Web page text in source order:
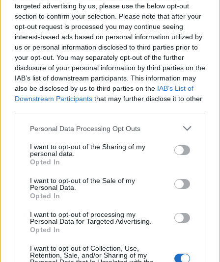
targeted advertising by us, please use the below opt-out
section to confirm your selection. Please note that after your
opt-out request is processed you may continue seeing
interest-based ads based on personal information utilized by
us or personal information disclosed to third parties prior to
your opt-out. You may separately opt-out of the further
disclosure of your personal information by third parties on the
IAB’s list of downstream participants. This information may
also be disclosed by us to third parties on the IAB’s List of
Downstream Participants that may further disclose it to other
Please note that this website/app uses one or more Google
not limited to your visit or usage behaviour. You may click to
grant or deny consent to Google and its third-party tags to
use your data for below specified purposes in below Google
consent section.
Personal Data Processing Opt Outs
I want to opt-out of the Sharing of my
personal data.
Opted In
I want to opt-out of the Sale of my
Personal Data.
Opted In
I want to opt-out of processing my
Personal Data for Targeted Advertising.
Opted In
I want to opt-out of Collection, Use,
Retention, Sale, and/or Sharing of my
CIENCIA Y TECNOLOGÍA
Cómo elegir una carrera STEAM: perfiles
emergentes y competencias clave